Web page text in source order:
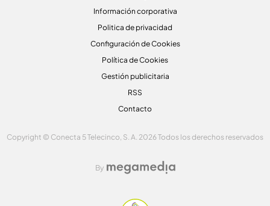
Información corporativa
Politica de privacidad
Configuración de Cookies
Política de Cookies
Gestión publicitaria
RSS
Contacto
Copyright © Conecta 5 Telecinco, S. A. 2026 Todos los derechos reservados
By